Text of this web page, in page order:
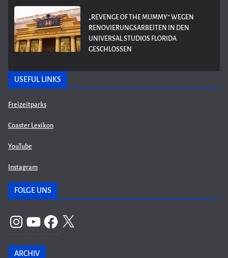
„REVENGE OF THE MUMMY“ WEGEN
RENOVIERUNGSARBEITEN IN DEN
UNIVERSAL STUDIOS FLORIDA
GESCHLOSSEN
USEFUL LINKS
Freizeitparks
Coaster Lexikon
YouTube
Instagram
FOLGE UNS
InstagramYouTubeFacebook
X
ARCHIV